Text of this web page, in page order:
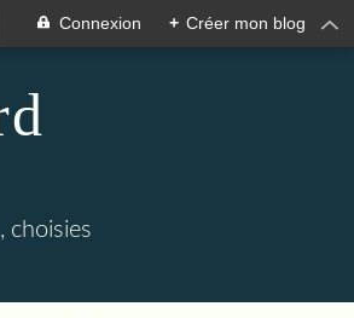
Connexion + Créer mon blog
choisies